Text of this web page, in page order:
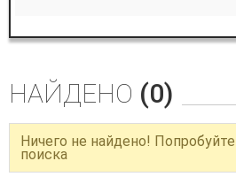
НАЙДЕНО (0)
Ничего не найдено!
поиска